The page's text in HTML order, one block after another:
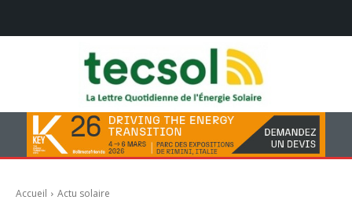
Accueil Actu solaire